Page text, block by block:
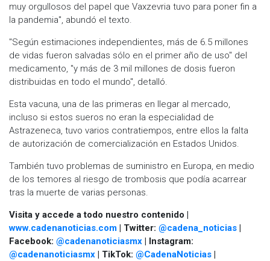
muy orgullosos del papel que Vaxzevria tuvo para poner fin a
la pandemia", abundó el texto.
"Según estimaciones independientes, más de 6.5 millones
de vidas fueron salvadas sólo en el primer año de uso" del
medicamento, "y más de 3 mil millones de dosis fueron
distribuidas en todo el mundo", detalló.
Esta vacuna, una de las primeras en llegar al mercado,
incluso si estos sueros no eran la especialidad de
Astrazeneca, tuvo varios contratiempos, entre ellos la falta
de autorización de comercialización en Estados Unidos.
También tuvo problemas de suministro en Europa, en medio
de los temores al riesgo de trombosis que podía acarrear
tras la muerte de varias personas.
Visita y accede a todo nuestro contenido |
www.cadenanoticias.com | Twitter: @cadena_noticias |
Facebook: @cadenanoticiasmx | Instagram:
@cadenanoticiasmx | TikTok: @CadenaNoticias |